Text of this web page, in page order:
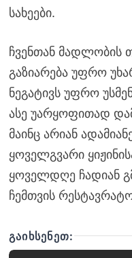
სახეები.
ჩვენთან მადლობის
გაზიარება უფრო
ნეგატივს უფრო
ასე უარყოფითად
მაინც არიან
ყოველგვარი
ყოველდღე ჩადიან
ჩემთვის
ᲒᲐᲘᲮᲡᲔᲜᲔᲗ: